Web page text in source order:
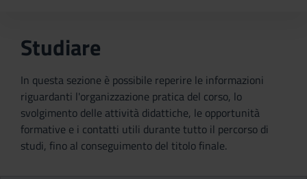
Studiare
In questa sezione è possibile reperire le informazioni
riguardanti l'organizzazione pratica del corso, lo
svolgimento delle attività didattiche, le opportunità
formative e i contatti utili durante tutto il percorso di
studi, fino al conseguimento del titolo finale.